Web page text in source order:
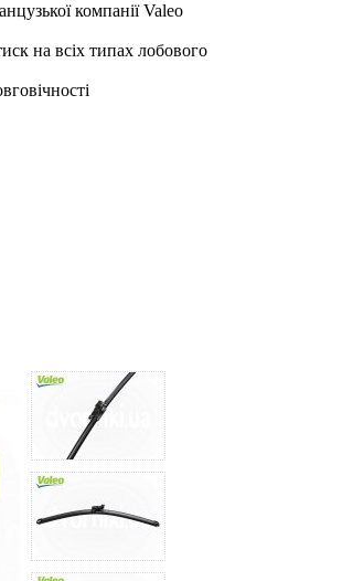
компанії Valeo
на всіх типах лобового